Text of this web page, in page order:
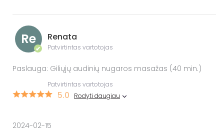
Re
✔
Renata
Patvirtintas vartotojas
Paslauga: Giliųjų audinių nugaros masažas (40 min.)
Patvirtintas vartotojas
5.0 Rodyti daugiau
2024-02-15